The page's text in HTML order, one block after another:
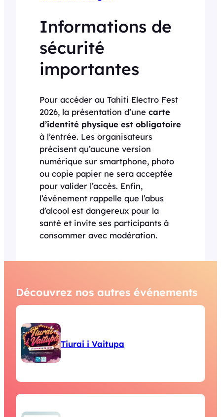
Informations de
sécurité
importantes
Pour accéder au Tahiti Electro Fest
2026, la présentation d’une carte
d’identité physique est obligatoire
à l’entrée. Les organisateurs
précisent qu’aucune version
numérique sur smartphone, photo
ou copie papier ne sera acceptée
pour valider l’accès. Enfin,
l’événement rappelle que l’abus
d’alcool est dangereux pour la
santé et invite ses participants à
consommer avec modération.
Découvrez nos autres événements
Tiurai i Vaitupa